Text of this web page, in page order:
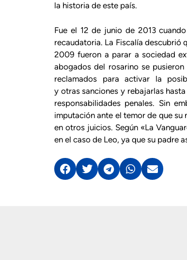
la historia de este país.
Fue el 12 de junio de 2013
recaudatoria. La Fiscalía
2009 fueron a parar a sociedad
abogados del rosarino se
reclamados para activar la
y otras sanciones y rebajarlas
responsabilidades penales. Sin
imputación ante el temor de que
en otros juicios. Según «La
en el caso de Leo, ya que su padre